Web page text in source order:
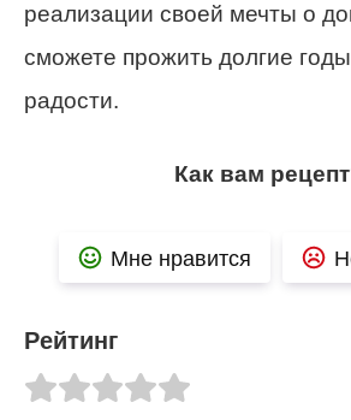
реализации своей мечты о
сможете прожить долгие
радости.
Как вам
Мне нравится
Рейтинг